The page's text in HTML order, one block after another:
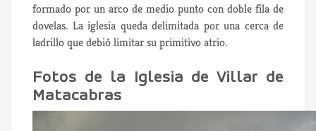
formado por un arco de medio punto con doble fila de
dovelas. La iglesia queda delimitada por una cerca de
ladrillo que debió limitar su primitivo atrio.
Fotos de la Iglesia de Villar de
Matacabras